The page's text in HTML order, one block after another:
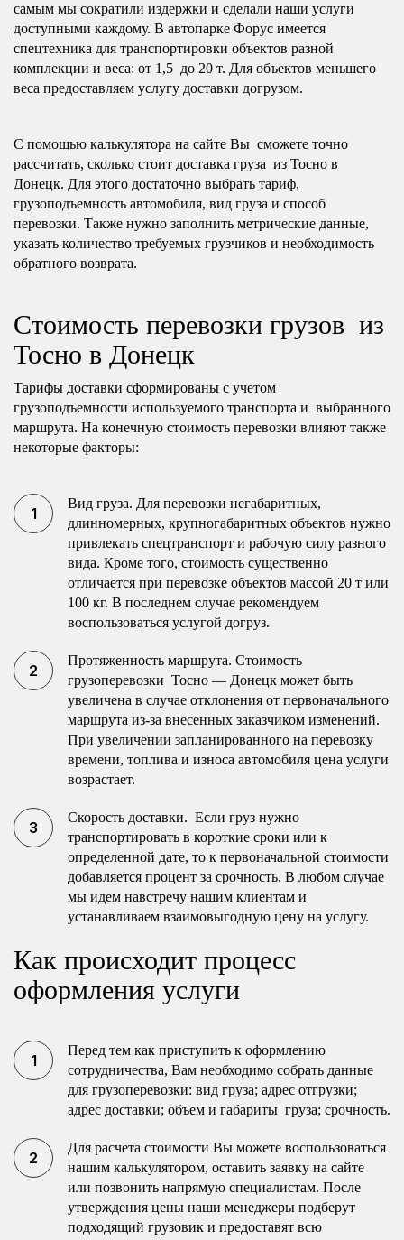
самым мы сократили издержки и сделали наши услуги
доступными каждому. В автопарке Форус имеется
спецтехника для транспортировки объектов разной
комплекции и веса: от 1,5 до 20 т. Для объектов меньшего
веса предоставляем услугу доставки догрузом.
С помощью калькулятора на сайте Вы сможете точно
рассчитать, сколько стоит доставка груза из Тосно в
Донецк. Для этого достаточно выбрать тариф,
грузоподъемность автомобиля, вид груза и способ
перевозки. Также нужно заполнить метрические данные,
указать количество требуемых грузчиков и необходимость
обратного возврата.
Стоимость перевозки грузов из
Тосно в Донецк
Тарифы доставки сформированы с учетом
грузоподъемности используемого транспорта и выбранного
маршрута. На конечную стоимость перевозки влияют также
некоторые факторы:
Вид груза. Для перевозки негабаритных,
длинномерных, крупногабаритных объектов нужно
привлекать спецтранспорт и рабочую силу разного
вида. Кроме того, стоимость существенно
отличается при перевозке объектов массой 20 т или
100 кг. В последнем случае рекомендуем
воспользоваться услугой догруз.
Протяженность маршрута. Стоимость
грузоперевозки Тосно — Донецк может быть
увеличена в случае отклонения от первоначального
маршрута из-за внесенных заказчиком изменений.
При увеличении запланированного на перевозку
времени, топлива и износа автомобиля цена услуги
возрастает.
Скорость доставки. Если груз нужно
транспортировать в короткие сроки или к
определенной дате, то к первоначальной стоимости
добавляется процент за срочность. В любом случае
мы идем навстречу нашим клиентам и
устанавливаем взаимовыгодную цену на услугу.
Как происходит процесс
оформления услуги
Перед тем как приступить к оформлению
сотрудничества, Вам необходимо собрать данные
для грузоперевозки: вид груза; адрес отгрузки;
адрес доставки; объем и габариты груза; срочность.
Для расчета стоимости Вы можете воспользоваться
нашим калькулятором, оставить заявку на сайте
или позвонить напрямую специалистам. После
утверждения цены наши менеджеры подберут
подходящий грузовик и предоставят всю